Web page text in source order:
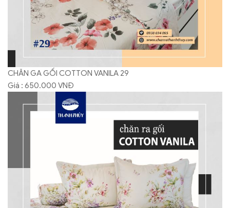
CHĂN GA GỐI COTTON VANILA 29
Giá : 650.000 VNĐ